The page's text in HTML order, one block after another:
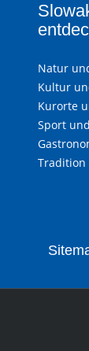
Natur
Kultur
Kurorte
Sport
Tradition